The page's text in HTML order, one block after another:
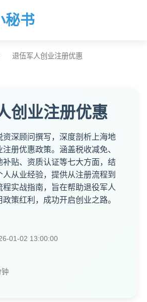
秘书
退伍军人创业注册优惠
创业注册优惠
资深顾问撰写，深度剖析上海地
注册优惠政策。涵盖税收减免、
补贴、资质认证等七大方面，结
从业经验，提供从注册流程到
程实战指南，旨在帮助退役军人
策红利，成功开启创业之路。
01-02 13:00:00
钟